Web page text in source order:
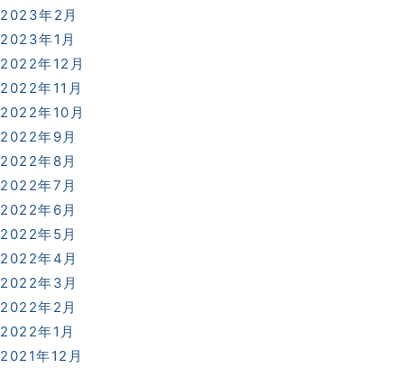
2023年2月
2023年1月
2022年12月
2022年11月
2022年10月
2022年9月
2022年8月
2022年7月
2022年6月
2022年5月
2022年4月
2022年3月
2022年2月
2022年1月
2021年12月